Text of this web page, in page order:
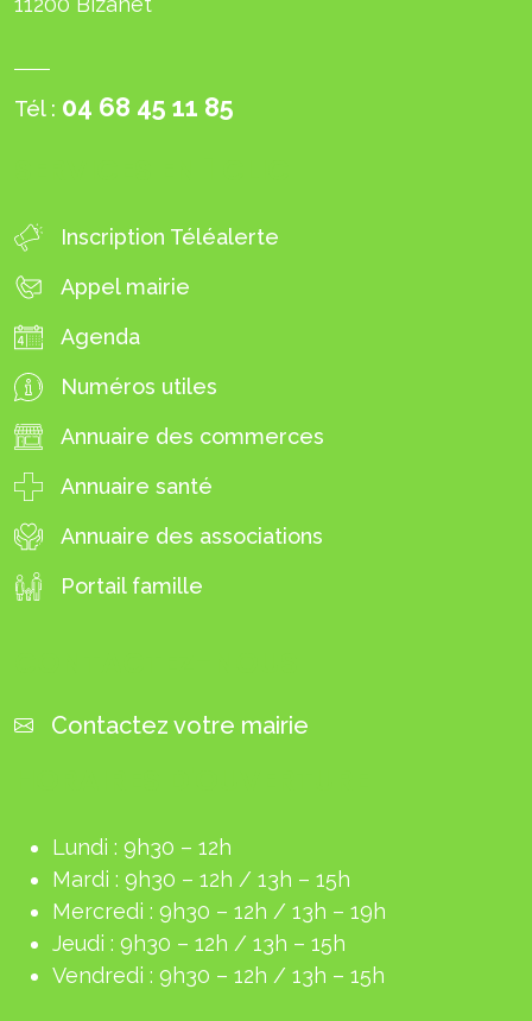
Tél : 04 68 45 11 85
Inscription Téléalerte
Appel mairie
Agenda
Numéros utiles
Annuaire des commerces
Annuaire santé
Annuaire des associations
Portail famille
Contactez votre mairie
Lundi : 9h30 – 12h
Mardi : 9h30 – 12h / 13h – 15h
Mercredi : 9h30 – 12h / 13h – 19h
Jeudi : 9h30 – 12h / 13h – 15h
Vendredi : 9h30 – 12h / 13h – 15h